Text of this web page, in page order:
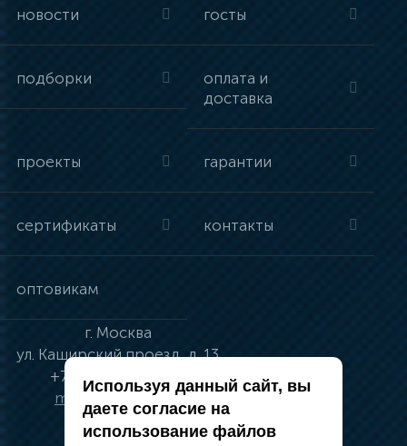
новости госты
подборки
оплата и
доставка
проекты гарантии
сертификаты контакты
оптовикам
г. Москва
ул. Каширский проезд, д. 13
+7 (495) 134-41-83
moskva@vincci.ru
Используя данный сайт, вы
даете согласие на
использование файлов